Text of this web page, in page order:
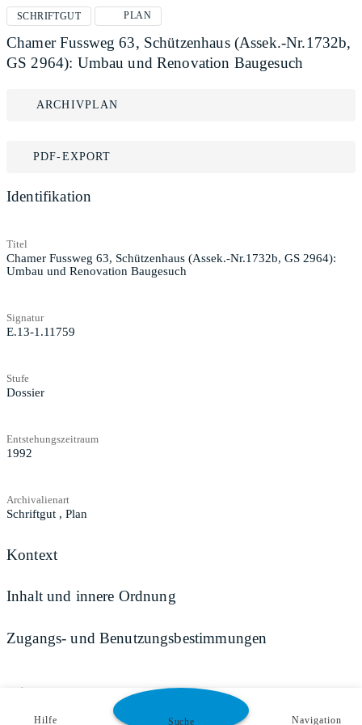
SCHRIFTGUT PLAN
Chamer Fussweg 63, Schützenhaus (Assek.-Nr.1732b,
GS 2964): Umbau und Renovation Baugesuch
ARCHIVPLAN
PDF-EXPORT
Identifikation
Titel
Chamer Fussweg 63, Schützenhaus (Assek.-Nr.1732b, GS 2964):
Umbau und Renovation Baugesuch
Signatur
E.13-1.11759
Stufe
Dossier
Entstehungszeitraum
1992
Archivalienart
Schriftgut , Plan
Kontext
Inhalt und innere Ordnung
Zugangs- und Benutzungsbestimmungen
Teilen
Hilfe Suche Navigation